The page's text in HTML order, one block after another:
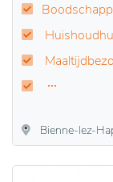
Bienne-lez-Happart, Lobbes,